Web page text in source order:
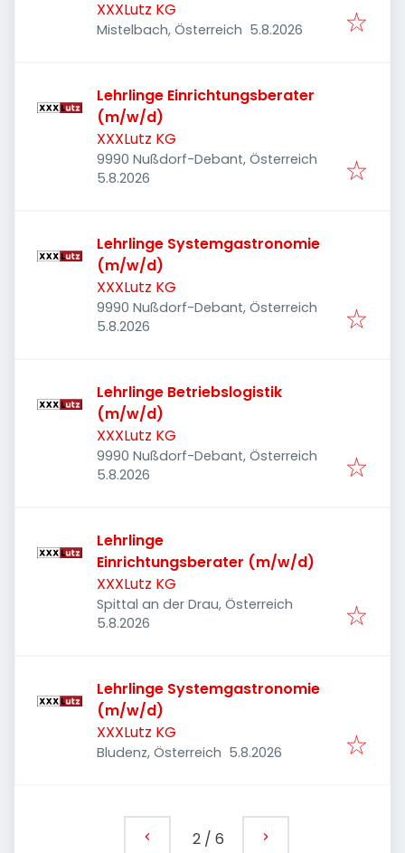
XXXLutz KG
Mistelbach, Österreich Veröffentlicht
5.8.2026
Lehrlinge Einrichtungsberater
(m/w/d)
XXXLutz KG
9990 Nußdorf-Debant, Österreich
Veröffentlicht
5.8.2026
Lehrlinge Systemgastronomie
(m/w/d)
XXXLutz KG
9990 Nußdorf-Debant, Österreich
Veröffentlicht
5.8.2026
Lehrlinge Betriebslogistik
(m/w/d)
XXXLutz KG
9990 Nußdorf-Debant, Österreich
Veröffentlicht
5.8.2026
Lehrlinge
Einrichtungsberater (m/w/d)
XXXLutz KG
Spittal an der Drau, Österreich
Veröffentlicht
5.8.2026
Lehrlinge Systemgastronomie
(m/w/d)
XXXLutz KG
Bludenz, Österreich Veröffentlicht
5.8.2026
2/ 6